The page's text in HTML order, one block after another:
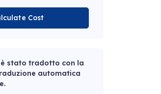
Cost
stato tradotto con la
automatica